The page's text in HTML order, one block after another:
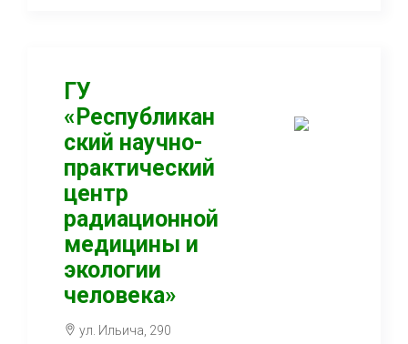
ГУ
«Республикан
ский научно-
практический
центр
радиационной
медицины и
экологии
человека»
ул. Ильича, 290